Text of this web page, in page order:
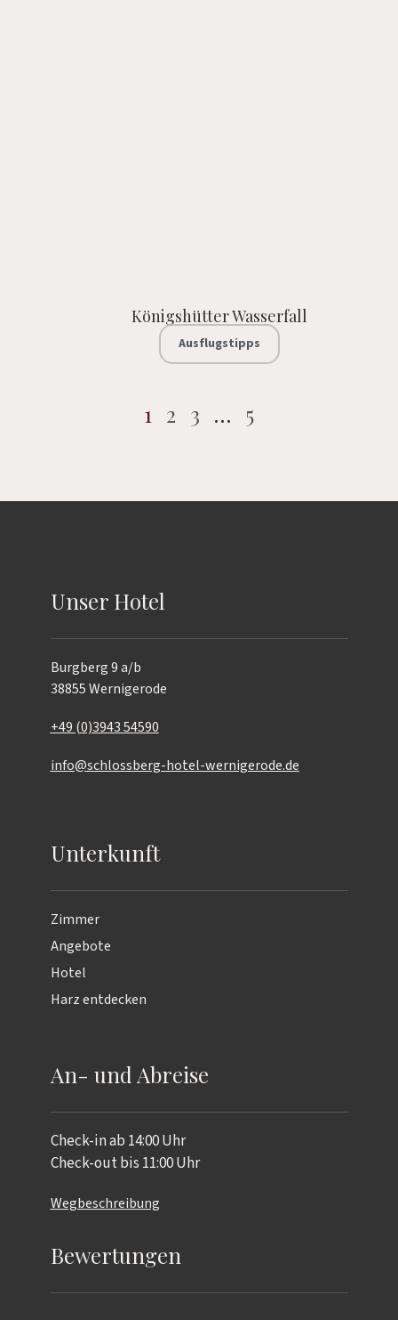
Königshütter Wasserfall
Ausflugstipps
1 2 3 … 5
Unser Hotel
Burgberg 9 a/b
38855 Wernigerode
+49 (0)3943 54590
info@schlossberg-hotel-wernigerode.de
Unterkunft
Zimmer
Angebote
Hotel
Harz entdecken
An- und Abreise
Check-in ab 14:00 Uhr
Check-out bis 11:00 Uhr
Wegbeschreibung
Bewertungen